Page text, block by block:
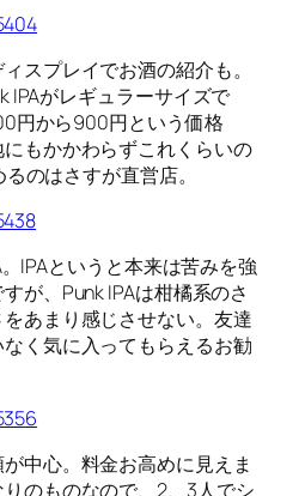
スプレイでお酒の紹介も。
IPAがレギュラーサイズで
円から900円という価格
もかかわらずこれくらいの
のはさすが直営店。
IPAというと本来は苦みを強
が、Punk IPAは柑橘系のさ
あまり感じさせない。友達
く気に入ってもらえるお勧
中心。料金お高めに見えま
のものなので、2、3人でシ